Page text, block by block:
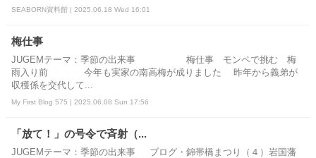
SEABORN資料館 | 2025.06.18 Wed 16:01
梅仕事
JUGEMテーマ：季節の出来事 梅仕事 モンペで挑む 梅
雨入り前 今年も実家の南高梅が成りました 昨年から義弟が
収穫係を交代して...
My First Blog 575 | 2025.06.08 Sun 17:56
「放て！」の号令で斉射（...
JUGEMテーマ：季節の出来事 ブログ・錦帯橋まつり（４）岩国藩